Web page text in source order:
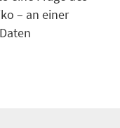
– an einer